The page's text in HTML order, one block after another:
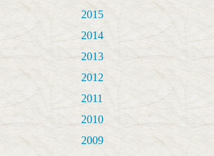
2015
2014
2013
2012
2011
2010
2009